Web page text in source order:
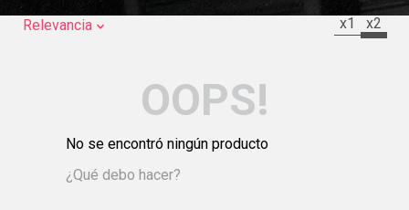
Relevancia x1 x2
OOPS!
No se encontró ningún producto
¿Qué debo hacer?